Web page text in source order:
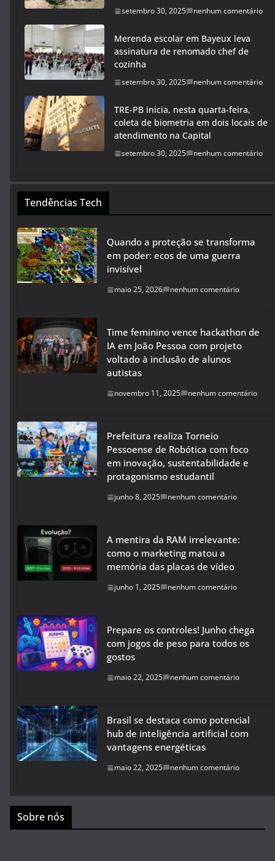
setembro 30, 2025 nenhum comentário
Merenda escolar em Bayeux leva
assinatura de renomado chef de
cozinha
setembro 30, 2025 nenhum comentário
TRE-PB inicia, nesta quarta-feira,
coleta de biometria em dois locais de
atendimento na Capital
setembro 30, 2025 nenhum comentário
Tendências Tech
Quando a proteção se transforma
em poder: ecos de uma guerra
invisível
maio 25, 2026 nenhum comentário
Time feminino vence hackathon de
IA em João Pessoa com projeto
voltado à inclusão de alunos
autistas
novembro 11, 2025 nenhum comentário
Prefeitura realiza Torneio
Pessoense de Robótica com foco
em inovação, sustentabilidade e
protagonismo estudantil
junho 8, 2025 nenhum comentário
A mentira da RAM irrelevante:
como o marketing matou a
memória das placas de vídeo
junho 1, 2025 nenhum comentário
Prepare os controles! Junho chega
com jogos de peso para todos os
gostos
maio 22, 2025 nenhum comentário
Brasil se destaca como potencial
hub de inteligência artificial com
vantagens energéticas
maio 22, 2025 nenhum comentário
Sobre nós